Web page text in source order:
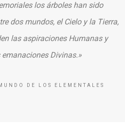
los árboles han sido
dos mundos, el Cielo y la Tierra,
las aspiraciones Humanas y
Divinas.»
DE LOS ELEMENTALES